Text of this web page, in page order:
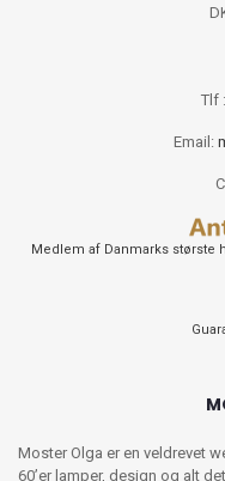
Tlf
Email:
Medlem af Danmarks største
Moster Olga er en veldrevet
60’er lamper, design og alt